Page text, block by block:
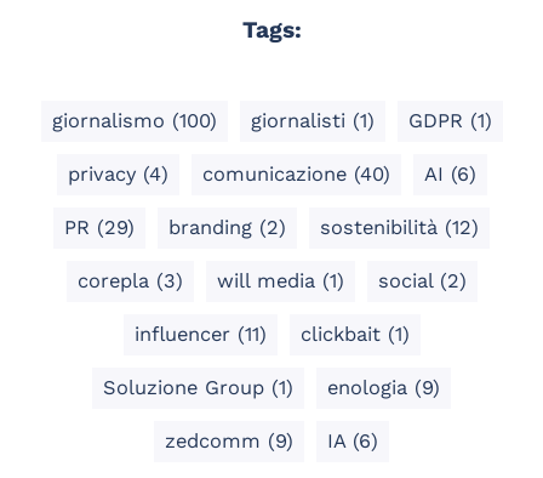
Tags:
giornalismo (100) giornalisti (1) GDPR (1)
privacy (4) comunicazione (40) AI (6)
PR (29) branding (2) sostenibilità (12)
corepla (3) will media (1) social (2)
influencer (11) clickbait (1)
Soluzione Group (1) enologia (9)
zedcomm (9) IA (6)